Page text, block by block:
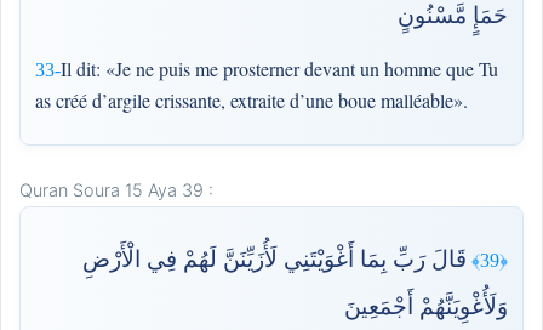
حَمَإٍ مَّسْنُونٍ
33-Il dit: «Je ne puis me prosterner devant un homme que Tu
as créé d’argile crissante, extraite d’une boue malléable».
Quran Soura 15 Aya 39 :
﴿39﴾
قَالَ رَبِّ بِمَا أَغْوَيْتَنِي لَأُزَيِّنَنَّ لَهُمْ فِي الْأَرْضِ
وَلَأُغْوِيَنَّهُمْ أَجْمَعِينَ